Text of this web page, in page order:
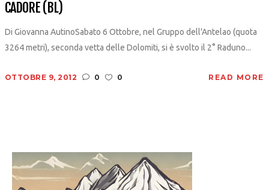
CADORE (BL)
Di Giovanna AutinoSabato 6 Ottobre, nel Gruppo dell'Antelao (quota
3264 metri), seconda vetta delle Dolomiti, si è svolto il 2° Raduno...
OTTOBRE 9, 2012 0 0 READ MORE